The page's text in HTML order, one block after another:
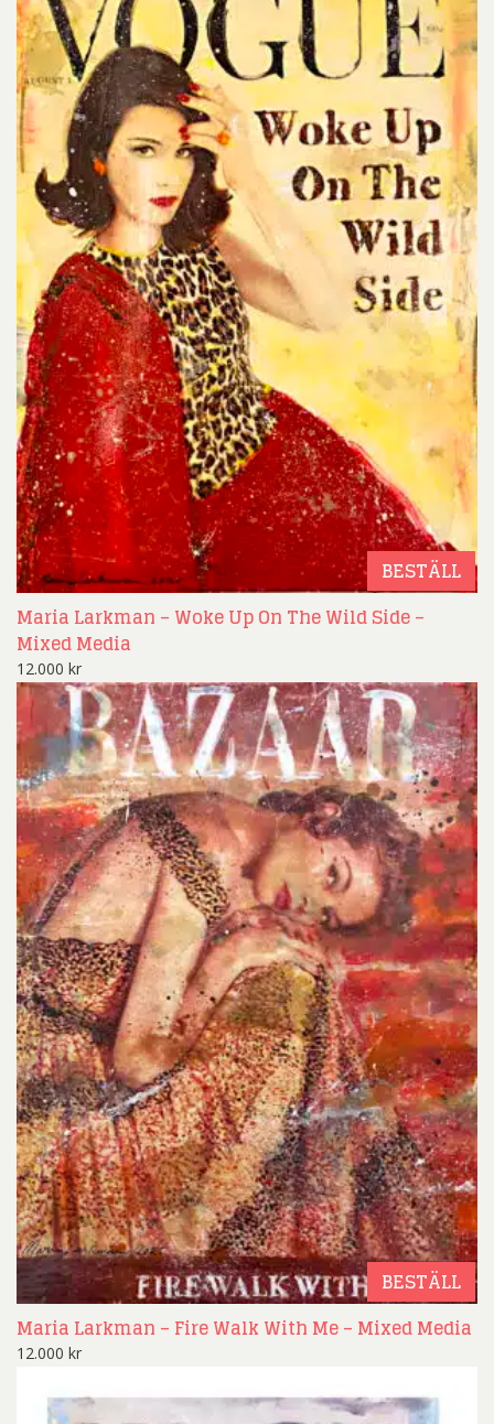
BESTÄLL
Maria Larkman – Woke Up On The Wild Side –
Mixed Media
12.000 kr
BESTÄLL
Maria Larkman – Fire Walk With Me – Mixed Media
12.000 kr